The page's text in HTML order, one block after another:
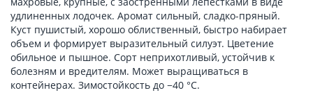
удлиненных лодочек. Аромат сильный, сладко-пряный.
Куст пушистый, хорошо облиственный, быстро набирает
объем и формирует выразительный силуэт. Цветение
обильное и пышное. Сорт неприхотливый, устойчив к
болезням и вредителям. Может выращиваться в
контейнерах. Зимостойкость до −40 °C.